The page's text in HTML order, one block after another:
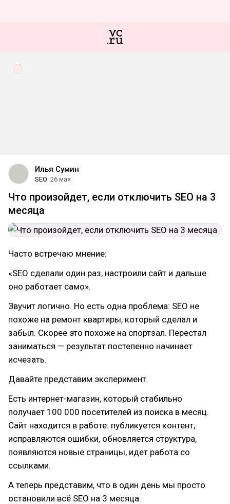
Илья Сумин
SEO 26 мая
Что произойдет, если отключить SEO на 3
месяца
Часто встречаю мнение:
«SEO сделали один раз, настроили сайт и дальше
оно работает само».
Звучит логично. Но есть одна проблема: SEO не
похоже на ремонт квартиры, который сделал и
забыл. Скорее это похоже на спортзал. Перестал
заниматься — результат постепенно начинает
исчезать.
Давайте представим эксперимент.
Есть интернет-магазин, который стабильно
получает 100 000 посетителей из поиска в месяц.
Сайт находится в работе: публикуется контент,
исправляются ошибки, обновляется структура,
появляются новые страницы, идет работа со
ссылками.
А теперь представим, что в один день мы просто
остановили всё SEO на 3 месяца.